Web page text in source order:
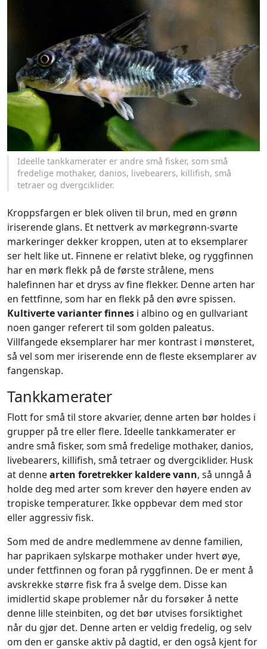
Ideelle tankkamerater er andre små fisker, som små
fredelige mothaker, danios, livebearers, killifish, små
tetraer og dvergciklider.
Kroppsfargen er blek oliven til brun, med en grønn
iriserende glans. Et nettverk av mørkegrønn-svarte
markeringer dekker kroppen, uten at to eksemplarer
ser helt like ut. Finnene er relativt bleke, og ryggfinnen
har en mørk flekk på de første strålene, mens
halefinnen har et dryss av fine flekker. Denne arten har
en fettfinne, som har en flekk på den øvre spissen.
Kultiverte varianter finnes i albino og en gullvariant
noen ganger referert til som golden paleatus.
Villfangede eksemplarer har mer kontrast i mønsteret,
så vel som mer iriserende enn de fleste eksemplarer av
fangenskap.
Tankkamerater
Flott for små til store akvarier, denne arten bør holdes i
grupper på tre eller flere. Ideelle tankkamerater er
andre små fisker, som små fredelige mothaker, danios,
livebearers, killifish, små tetraer og dvergciklider. Husk
at dennearten foretrekker kaldere vann, så unngå å
holde deg med arter som krever den høyere enden av
tropiske temperaturer. Ikke oppbevar dem med stor
eller aggressiv fisk.
Som med de andre medlemmene av denne familien,
har paprikaen sylskarpe mothaker under hvert øye,
under fettfinnen og foran på ryggfinnen. De er ment å
avskrekke større fisk fra å svelge dem. Disse kan
imidlertid skape problemer når du forsøker å nette
denne lille steinbiten, og det bør utvises forsiktighet
når du gjør det. Denne arten er veldig fredelig, og selv
om den er ganske aktiv på dagtid, er den også kjent for